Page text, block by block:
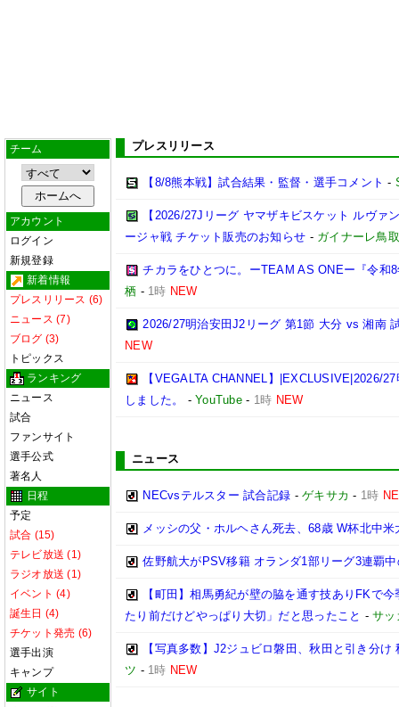
チーム
アカウント
ログイン
新規登録
新着情報
プレスリリース (6)
ニュース (7)
ブログ (3)
トピックス
ランキング
ニュース
試合
ファンサイト
選手公式
著名人
日程
予定
試合 (15)
テレビ放送 (1)
ラジオ放送 (1)
イベント (4)
誕生日 (4)
チケット発売 (6)
選手出演
キャンプ
サイト
プレスリリース
【8/8熊本戦】試合結果・監督・選手コメント -
【2026/27Jリーグ ヤマザキビスケット ルヴ
ージャ戦 チケット販売のお知らせ - ガイナーレ鳥取
チカラをひとつに。ーTEAM AS ONEー『令和
栖 - 1時 NEW
2026/27明治安田J2リーグ 第1節 大分 vs 湘南
NEW
【VEGALTA CHANNEL】|EXCLUSIVE|2026/
しました。
-YouTube - 1時 NEW
ニュース
NECvsテルスター 試合記録 -ゲキサカ - 1時
メッシの父・ホルヘさん死去、68歳 W杯北中
佐野航大がPSV移籍 オランダ1部リーグ3連覇
【町田】相馬勇紀が壁の脇を通す技ありFKで
たり前だけどやっぱり大切」だと思ったこと -サッ
【写真多数】J2ジュビロ磐田、秋田と引き分
ツ - 1時 NEW